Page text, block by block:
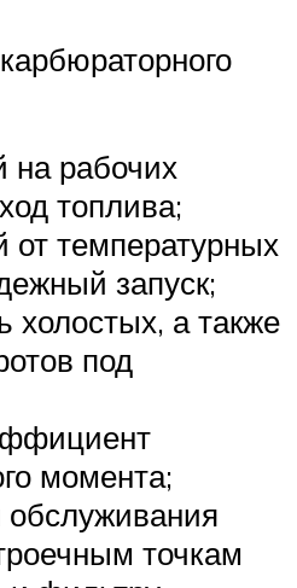
на рабочих
топлива;
от температурных
запуск;
холостых, а также
под
момента;
точкам